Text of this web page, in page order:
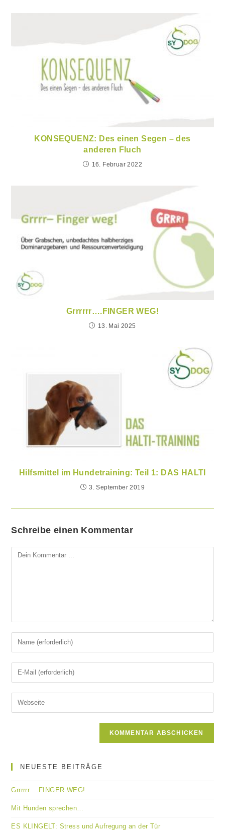
KONSEQUENZ: Des einen Segen – des
anderen Fluch
16. Februar 2022
Grrrrrr….FINGER WEG!
13. Mai 2025
Hilfsmittel im Hundetraining: Teil 1: DAS HALTI
3. September 2019
Schreibe einen Kommentar
Kommentieren
Gib
deinen
Namen
oder
zum
Kommentieren
Gib
deine
E-
Mail-
Gib
deine
NEUESTE BEITRÄGE
Grrrrrr….FINGER WEG!
Mit Hunden sprechen…
ES KLINGELT: Stress und Aufregung an der Tür